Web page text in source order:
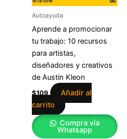
Autoayuda
Aprende a promocionar
tu trabajo: 10 recursos
para artistas,
diseñadores y creativos
de Austin Kleon
$109
Añadir al
carrito
Compra vía
Whatsapp